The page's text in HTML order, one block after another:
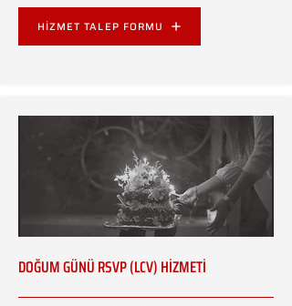
HİZMET TALEP FORMU
DOĞUM GÜNÜ RSVP (LCV) HİZMETİ